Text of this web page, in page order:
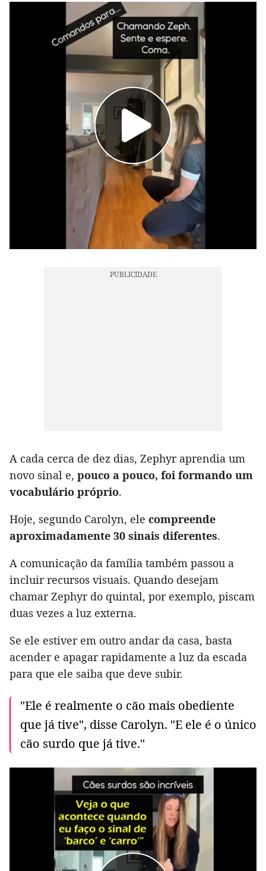
A cada cerca de dez dias, Zephyr aprendia um
novo sinal e, pouco a pouco, foi formando um
vocabulário próprio.
Hoje, segundo Carolyn, ele compreende
aproximadamente 30 sinais diferentes.
A comunicação da família também passou a
incluir recursos visuais. Quando desejam
chamar Zephyr do quintal, por exemplo, piscam
duas vezes a luz externa.
Se ele estiver em outro andar da casa, basta
acender e apagar rapidamente a luz da escada
para que ele saiba que deve subir.
"Ele é realmente o cão mais obediente
que já tive", disse Carolyn. "E ele é o único
cão surdo que já tive."